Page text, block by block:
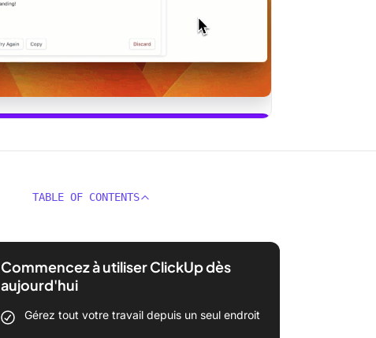
TABLE OF CONTENTS
Commencez à utiliser ClickUp dès
aujourd'hui
Gérez tout votre travail depuis un seul endroit